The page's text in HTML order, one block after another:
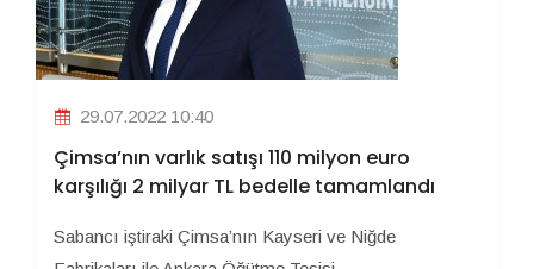
29.07.2022 10:40
Çimsa’nın varlık satışı 110 milyon euro
karşılığı 2 milyar TL bedelle tamamlandı
Sabancı iştiraki Çimsa’nın Kayseri ve Niğde